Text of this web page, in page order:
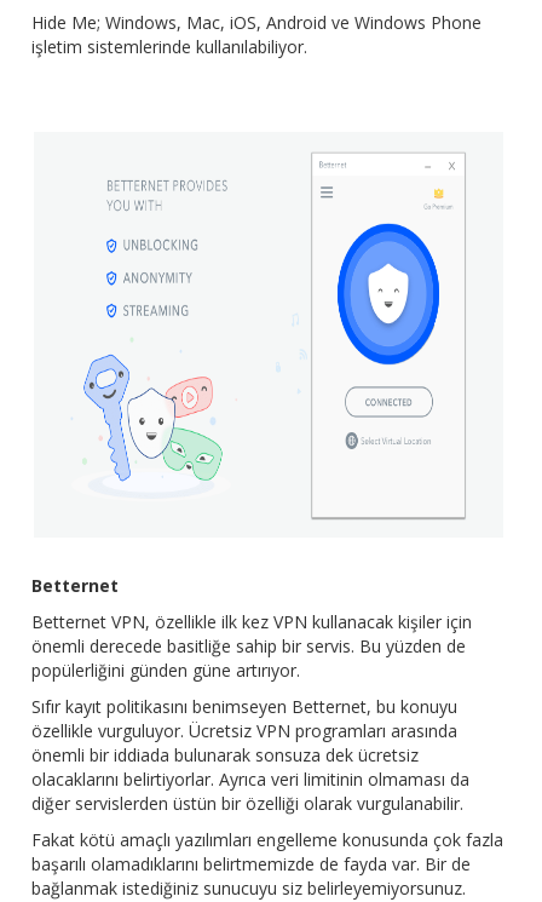
Hide Me; Windows, Mac, iOS, Android ve Windows Phone
işletim sistemlerinde kullanılabiliyor.
Betternet
Betternet VPN, özellikle ilk kez VPN kullanacak kişiler için
önemli derecede basitliğe sahip bir servis. Bu yüzden de
popülerliğini günden güne artırıyor.
Sıfır kayıt politikasını benimseyen Betternet, bu konuyu
özellikle vurguluyor. Ücretsiz VPN programları arasında
önemli bir iddiada bulunarak sonsuza dek ücretsiz
olacaklarını belirtiyorlar. Ayrıca veri limitinin olmaması da
diğer servislerden üstün bir özelliği olarak vurgulanabilir.
Fakat kötü amaçlı yazılımları engelleme konusunda çok fazla
başarılı olamadıklarını belirtmemizde de fayda var. Bir de
bağlanmak istediğiniz sunucuyu siz belirleyemiyorsunuz.